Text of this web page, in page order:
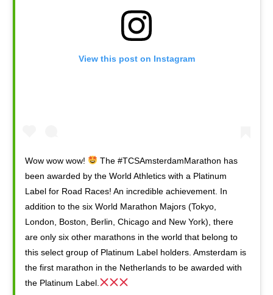
View this post on Instagram
Wow wow wow!
The #TCSAmsterdamMarathon has
been awarded by the World Athletics with a Platinum
Label for Road Races! An incredible achievement. In
addition to the six World Marathon Majors (Tokyo,
London, Boston, Berlin, Chicago and New York), there
are only six other marathons in the world that belong to
this select group of Platinum Label holders. Amsterdam is
the first marathon in the Netherlands to be awarded with
the Platinum Label.